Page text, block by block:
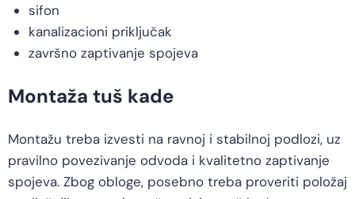
sifon
kanalizacioni priključak
završno zaptivanje spojeva
Montaža tuš kade
Montažu treba izvesti na ravnoj i stabilnoj podlozi, uz
pravilno povezivanje odvoda i kvalitetno zaptivanje
spojeva. Zbog obloge, posebno treba proveriti položaj